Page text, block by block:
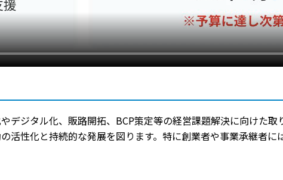
デジタル化、販路開拓、BCP策定等の経営課題解決に向けた
活性化と持続的な発展を図ります。特に創業者や事業承継者